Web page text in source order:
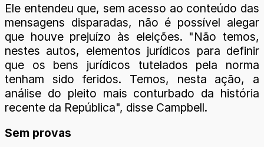
Ele entendeu que, sem acesso ao conteúdo das
mensagens disparadas, não é possível alegar
que houve prejuízo às eleições. "Não temos,
nestes autos, elementos jurídicos para definir
que os bens jurídicos tutelados pela norma
tenham sido feridos. Temos, nesta ação, a
análise do pleito mais conturbado da história
recente da República", disse Campbell.
Sem provas